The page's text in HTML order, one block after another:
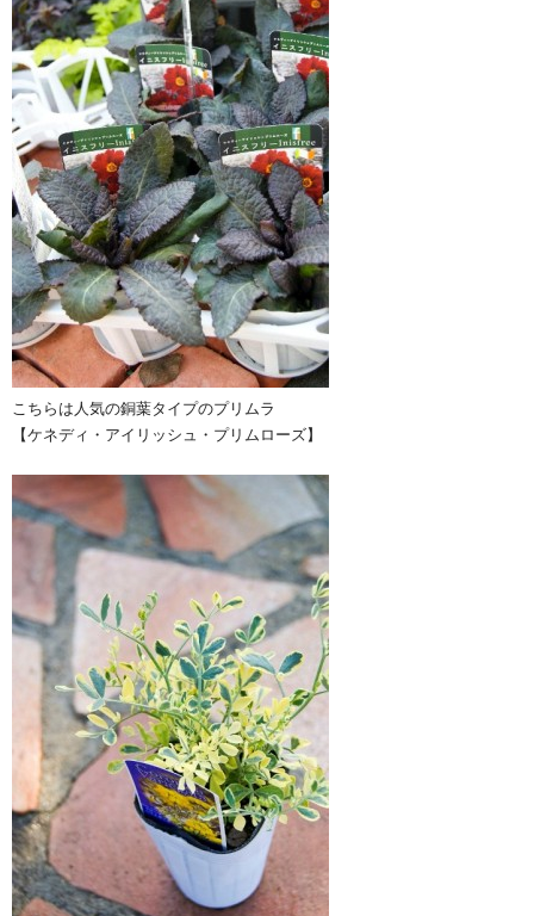
こちらは人気の銅葉タイプのプリムラ
【ケネディ・アイリッシュ・プリムローズ】